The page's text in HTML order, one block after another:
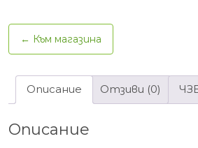
Lidkor
мл
← Към магазина
Описание Отзиви (0)
Описание